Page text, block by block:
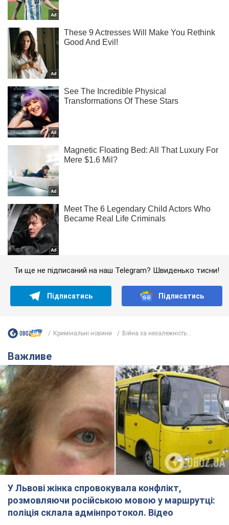
Ти ще не підписаний на наш Telegram? Швиденько тисни!
Підписатись Підписатись
Кримінальні новини Війна за незалежність...
Важливе
У Львові жінка спровокувала конфлікт,
розмовляючи російською мовою у маршрутці:
поліція склала адмінпротокол. Відео